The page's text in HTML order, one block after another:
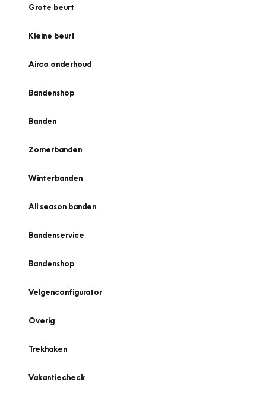
Grote beurt
Kleine beurt
Airco onderhoud
Bandenshop
Banden
Zomerbanden
Winterbanden
All season banden
Bandenservice
Bandenshop
Velgenconfigurator
Overig
Trekhaken
Vakantiecheck